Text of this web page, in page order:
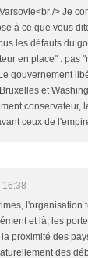
/> Je
à ce que vous
les défauts du
en place" : pas
gouvernement
et
conservateur,
ceux de
16:38
l'organisation
et là, les
proximité des
des